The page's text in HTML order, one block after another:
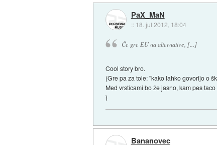
PaX_MaN
:: 18. jul 2012, 18:04
Če gre EU na alternative, [...]
Cool story bro.
(Gre pa za tole: "kako lahko govorijo o
Med vrsticami bo že jasno, kam pes taco
)
Bananovec